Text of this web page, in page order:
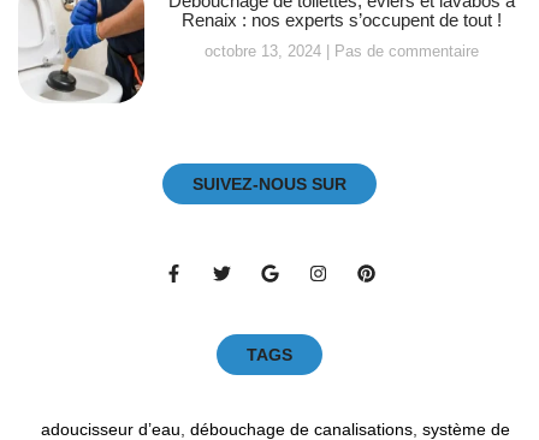
Renaix : nos experts s’occupent de tout !
octobre 13, 2024 Pas de commentaire
SUIVEZ-NOUS SUR
TAGS
adoucisseur d’eau débouchage de canalisations système de